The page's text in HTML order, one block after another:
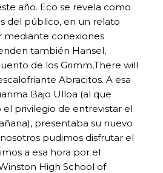
año. Eco se revela como
del público, en un relato
mediante conexiones
también Hansel,
de los Grimm,There will
Abracitos. A esa
Bajo Ulloa (al que
privilegio de entrevistar el
presentaba su nuevo
pudimos disfrutar el
a esa hora por el
High School of